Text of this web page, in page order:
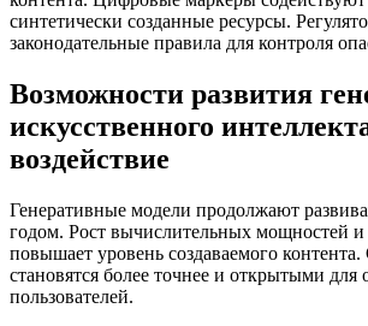
синтетически созданные ресурсы.
законодательные правила для контроля
Возможности развития
искусственного
воздействие
Генеративные модели продолжают
годом. Рост вычислительных мощностей и
повышает уровень создаваемого
становятся более точнее и открытыми
пользователей.